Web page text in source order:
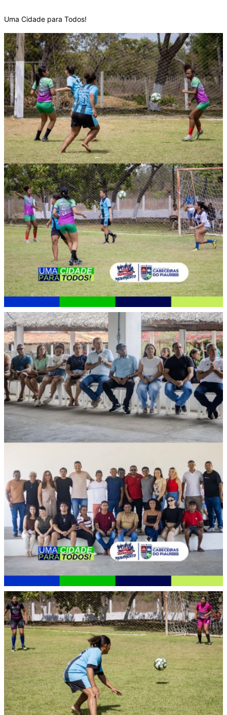
Uma Cidade para Todos!